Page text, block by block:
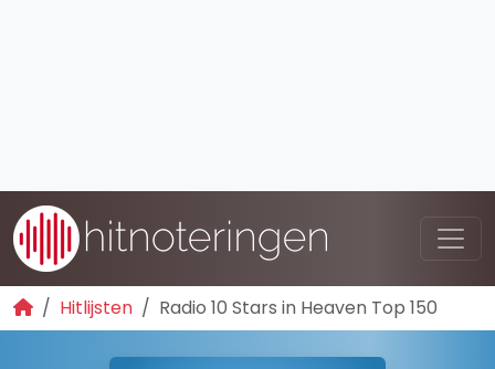
Hitlijsten Radio 10 Stars in Heaven Top 150